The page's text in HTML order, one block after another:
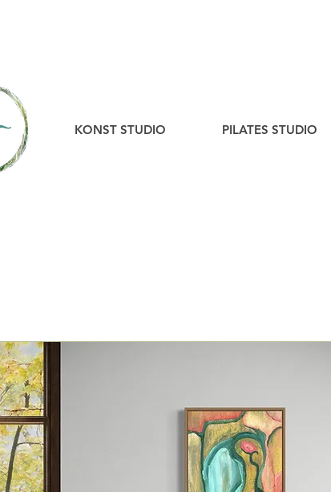
KONST STUDIO PILATES STUDIO